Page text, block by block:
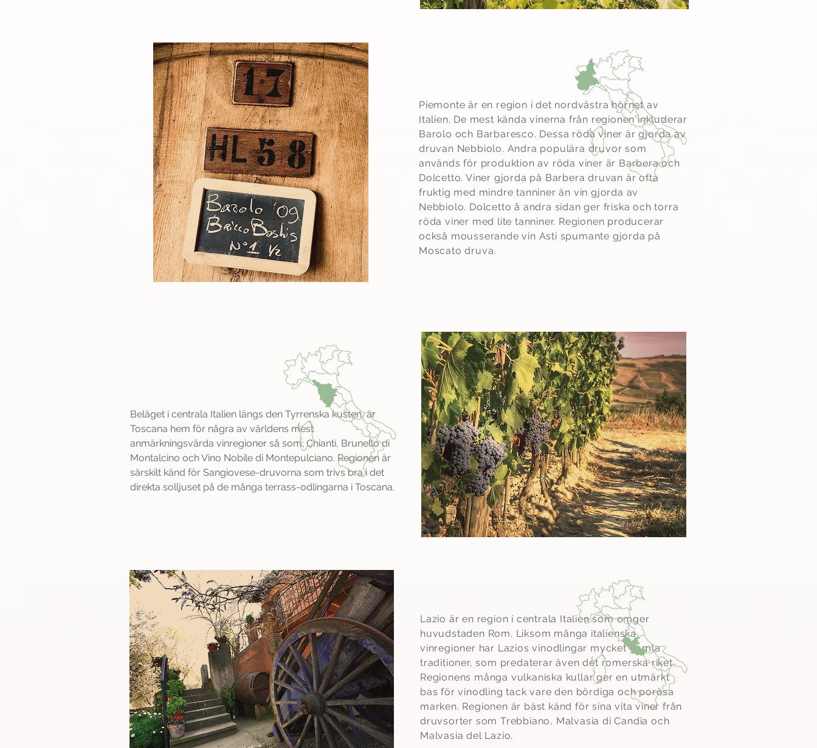
Piemonte är en region i det nordvästra hörnet av
Italien. De mest kända vinerna från regionen inkluderar
Barolo och Barbaresco. Dessa röda viner är gjorda av
druvan Nebbiolo. Andra populära druvor som
används för produktion av röda viner är Barbera och
Dolcetto. Viner gjorda på Barbera druvan är ofta
fruktig med mindre tanniner än vin gjorda av
Nebbiolo. Dolcetto å andra sidan ger friska och torra
röda viner med lite tanniner. Regionen producerar
också mousserande vin Asti spumante gjorda på
Moscato druva.
Beläget i centrala Italien längs den Tyrrenska kusten, är
Toscana hem för några av världens mest
anmärkningsvärda vinregioner så som; Chianti, Brunello di
Montalcino och Vino Nobile di Montepulciano. Regionen är
särskilt känd för Sangiovese-druvorna som trivs bra i det
direkta solljuset på de många terrass-odlingarna i Toscana.
Lazio är en region i centrala Italien som omger
huvudstaden Rom. Liksom många italienska
vinregioner har Lazios vinodlingar mycket gamla
traditioner, som predaterar även det romerska riket.
Regionens många vulkaniska kullar ger en utmärkt
bas för vinodling tack vare den bördiga och porösa
marken. Regionen är bäst känd för sina vita viner från
druvsorter som Trebbiano, Malvasia di Candia och
Malvasia del Lazio.